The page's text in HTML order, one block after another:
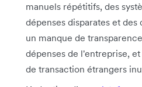
manuels répétitifs, des
dépenses disparates et
un manque de
dépenses de l'entreprise,
de transaction étrangers